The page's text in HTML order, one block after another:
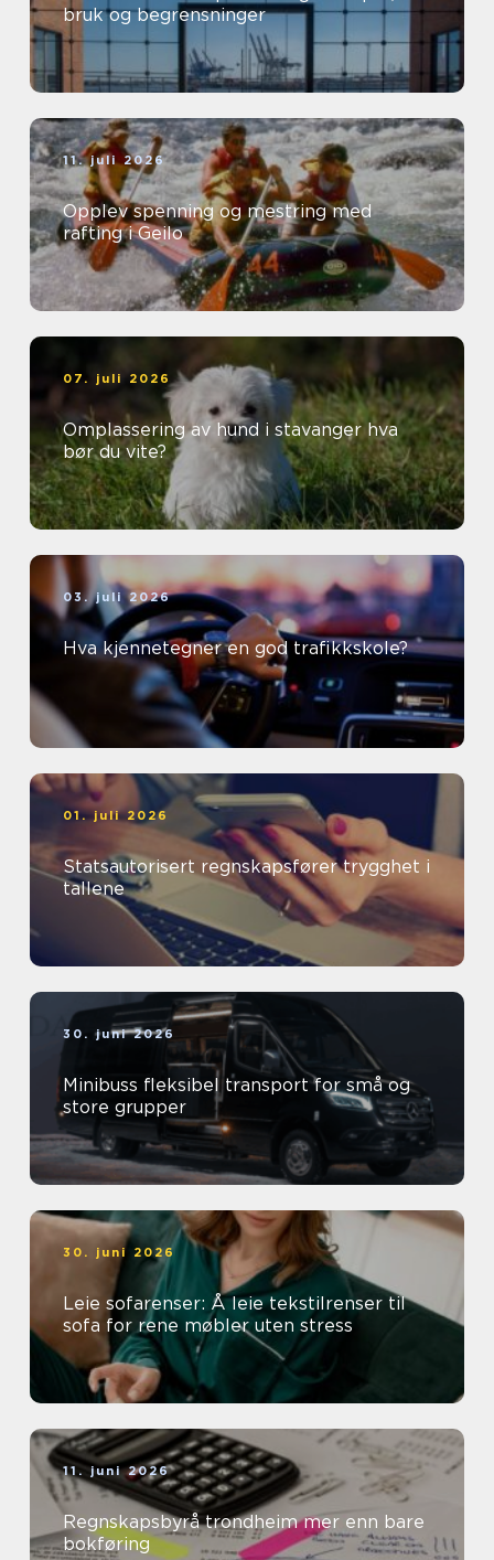
bruk og begrensninger
11. juli 2026
Opplev spenning og mestring med
rafting i Geilo
07. juli 2026
Omplassering av hund i stavanger hva
bør du vite?
03. juli 2026
Hva kjennetegner en god trafikkskole?
01. juli 2026
Statsautorisert regnskapsfører trygghet i
tallene
30. juni 2026
Minibuss fleksibel transport for små og
store grupper
30. juni 2026
Leie sofarenser: Å leie tekstilrenser til
sofa for rene møbler uten stress
11. juni 2026
Regnskapsbyrå trondheim mer enn bare
bokføring